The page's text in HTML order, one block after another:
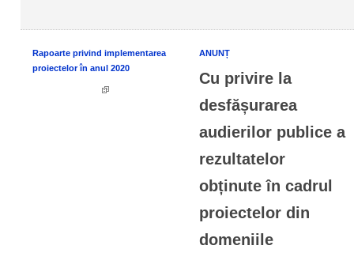
Rapoarte privind implementarea
proiectelor în anul 2020
ANUNȚ
Cu privire la
desfășurarea
audierilor publice a
rezultatelor
obținute în cadrul
proiectelor din
domeniile